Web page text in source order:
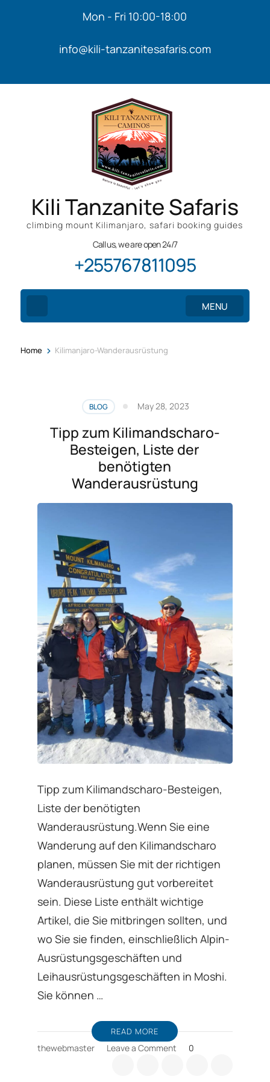
Mon - Fri 10:00-18:00
info@kili-tanzanitesafaris.com
Kili Tanzanite Safaris
climbing mount Kilimanjaro, safari booking guides
Call us, we are open 24/7
+255767811095
MENU
Home > Kilimanjaro-Wanderausrüstung
BLOG May 28, 2023
Tipp zum Kilimandscharo-
Besteigen, Liste der
benötigten
Wanderausrüstung
Tipp zum Kilimandscharo-Besteigen,
Liste der benötigten
Wanderausrüstung.Wenn Sie eine
Wanderung auf den Kilimandscharo
planen, müssen Sie mit der richtigen
Wanderausrüstung gut vorbereitet
sein. Diese Liste enthält wichtige
Artikel, die Sie mitbringen sollten, und
wo Sie sie finden, einschließlich Alpin-
Ausrüstungsgeschäften und
Leihausrüstungsgeschäften in Moshi.
Sie können …
READ MORE
thewebmaster Leave a Comment 0